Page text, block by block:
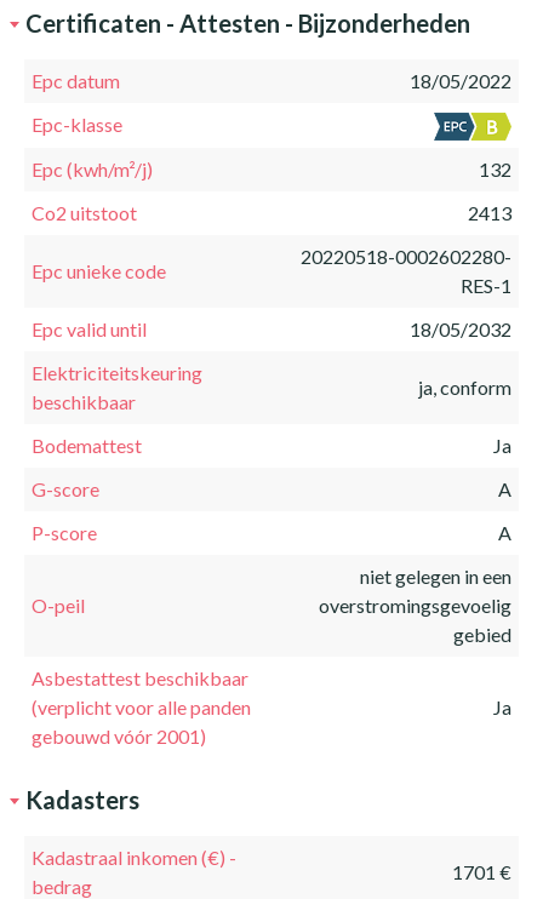
Certificaten - Attesten - Bijzonderheden
Epc datum
18/05/2022
Epc-klasse
Epc (kwh/m²/j)
132
Co2 uitstoot
2413
Epc unieke code
20220518-0002602280-
RES-1
Epc valid until
18/05/2032
Elektriciteitskeuring
beschikbaar
ja, conform
Bodemattest
Ja
G-score
A
P-score
A
O-peil
niet gelegen in een
overstromingsgevoelig
gebied
Asbestattest beschikbaar
(verplicht voor alle panden
gebouwd vóór 2001)
Ja
Kadasters
Kadastraal inkomen (€) -
bedrag
1701 €